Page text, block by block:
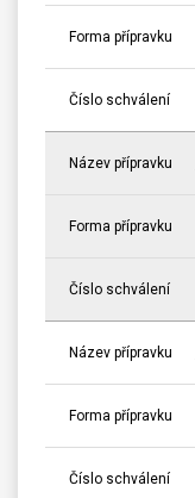
Forma přípravku
Číslo schválení
Název přípravku
Forma přípravku
Číslo schválení
Název přípravku
Forma přípravku
Číslo schválení